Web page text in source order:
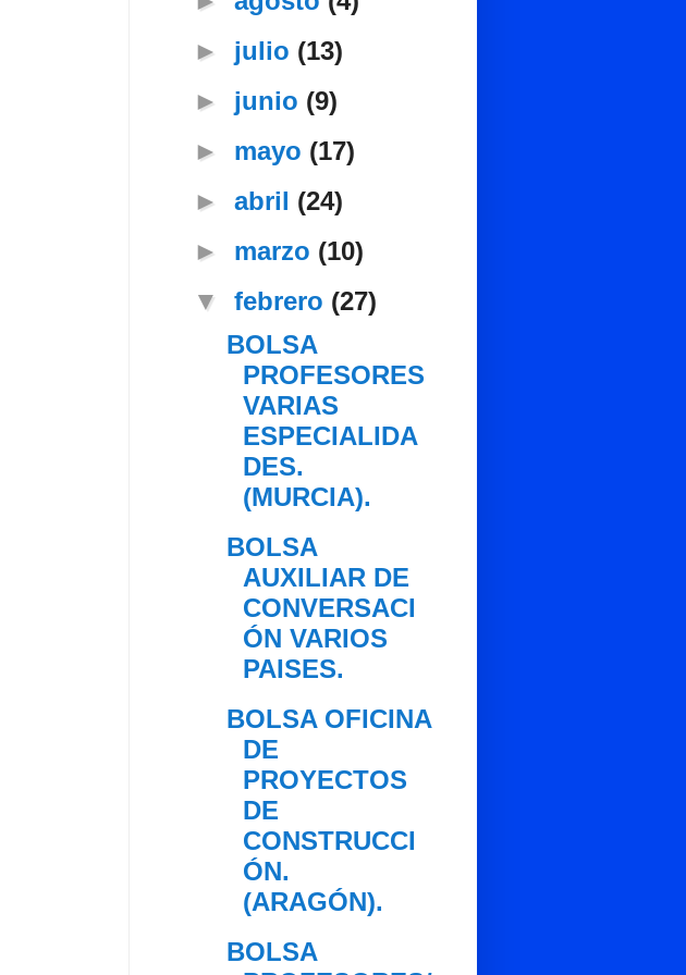
► julio (13)
► junio (9)
► mayo (17)
► abril (24)
► marzo (10)
▼ febrero (27)
BOLSA
PROFESORES
VARIAS
ESPECIALIDA
DES.
(MURCIA).
BOLSA
AUXILIAR DE
CONVERSACI
ÓN VARIOS
PAISES.
BOLSA OFICINA
DE
PROYECTOS
DE
CONSTRUCCI
ÓN.
(ARAGÓN).
BOLSA